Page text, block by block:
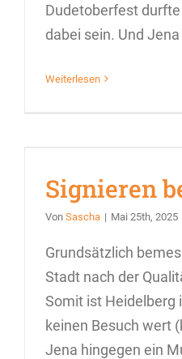
Dudetoberfest
dabei sein. Und Jena
Weiterlesen
Signieren
Von Sascha | Mai 25th, 2025
Grundsätzlich
Stadt nach der
Somit ist Heidelberg
keinen Besuch wert
Jena hingegen ein